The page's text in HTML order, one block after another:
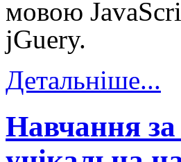
мовою
jGuery.
Детальніше...
Навчання за